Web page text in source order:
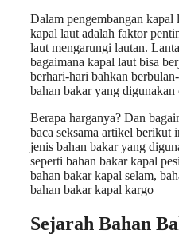
Dalam pengembangan kapal
kapal laut adalah faktor
laut mengarungi lautan.
bagaimana kapal laut bisa
berhari-hari bahkan
bahan bakar yang
Berapa harganya? Dan
baca seksama artikel berikut
jenis bahan bakar yang
seperti bahan bakar kapal
bahan bakar kapal selam,
bahan bakar kapal kargo
Sejarah Bahan